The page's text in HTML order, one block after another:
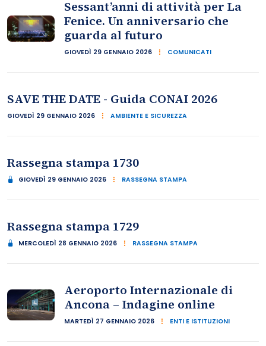
Sessant’anni di attività per La
Fenice. Un anniversario che
guarda al futuro
GIOVEDÌ 29 GENNAIO 2026 COMUNICATI
SAVE THE DATE - Guida CONAI 2026
GIOVEDÌ 29 GENNAIO 2026 AMBIENTE E SICUREZZA
Rassegna stampa 1730
GIOVEDÌ 29 GENNAIO 2026 RASSEGNA STAMPA
Rassegna stampa 1729
MERCOLEDÌ 28 GENNAIO 2026 RASSEGNA STAMPA
Aeroporto Internazionale di
Ancona – Indagine online
MARTEDÌ 27 GENNAIO 2026 ENTI E ISTITUZIONI